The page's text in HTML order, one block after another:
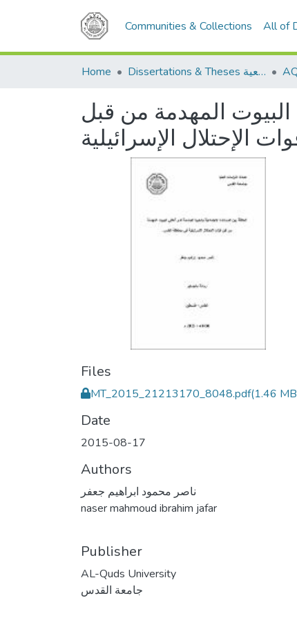
Communities & Collections All of
Home Dissertations & Theses الرسائل الجامعية
البيوت المهدمة من قبل
الإحتلال الإسرائيلية
Files
MT_2015_21213170_8048.pdf(1.46
Date
2015-08-17
Authors
ناصر محمود ابراهيم جعفر
naser mahmoud ibrahim jafar
Publisher
AL-Quds University
جامعة القدس